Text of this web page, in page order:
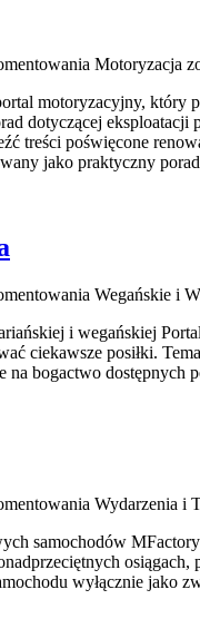
Motoryzacja
motoryzacyjny, który
dotyczącej
treści poświęcone
jako praktyczny
Wegańskie i
i wegańskiej
ciekawsze posiłki.
na bogactwo
Wydarzenia i
samochodów
wyłącznie